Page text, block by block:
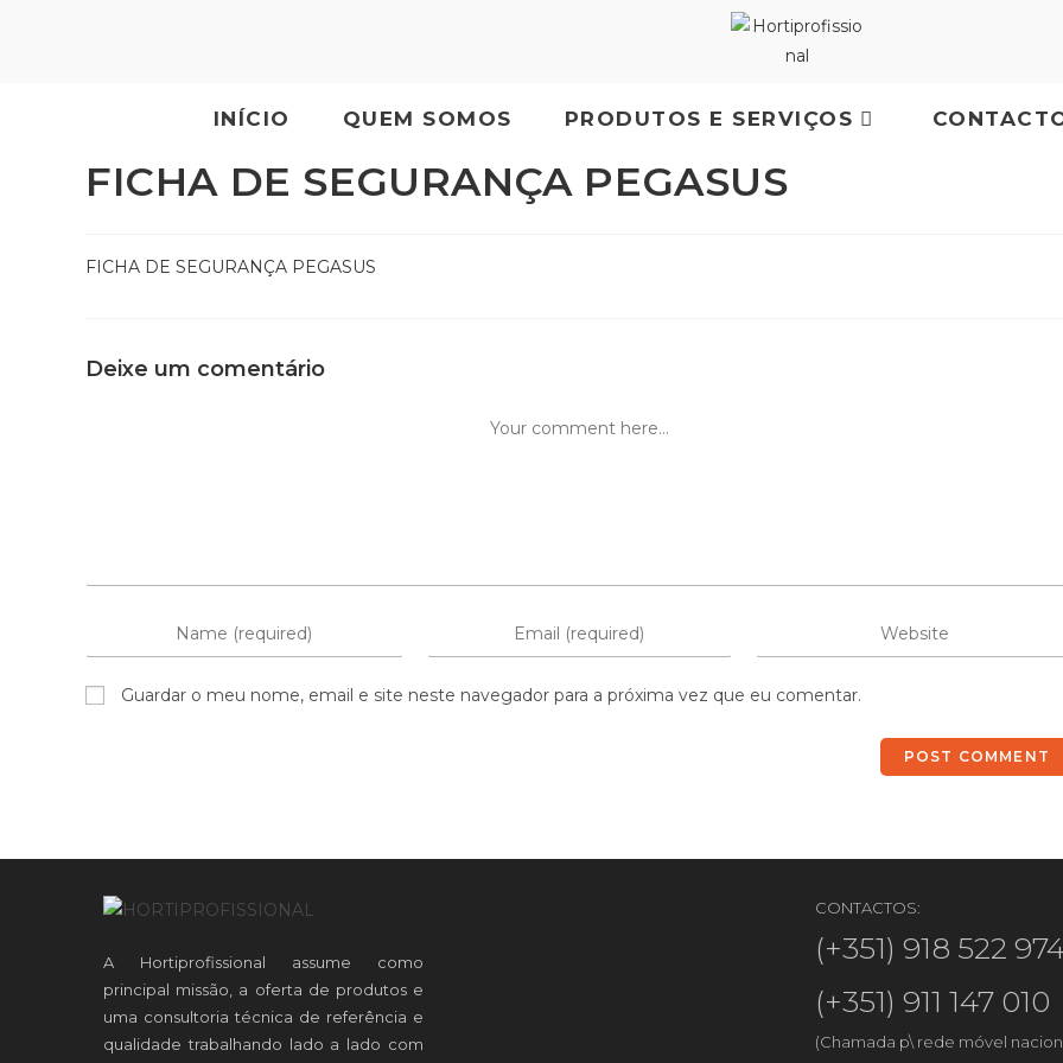
INÍCIO QUEM SOMOS PRODUTOS E SERVIÇOS
FICHA DE SEGURANÇA PEGASUS
FICHA DE SEGURANÇA PEGASUS
Deixe um comentário
Guardar o meu nome, email e site neste navegador para a próxima vez que eu comentar.
A Hortiprofissional assume como
principal missão, a oferta de produtos e
uma consultoria técnica de referência e
qualidade trabalhando lado a lado com
CONTACTOS:
(+351) 918 522
(+351) 911 147 010
(Chamada p\ rede móvel